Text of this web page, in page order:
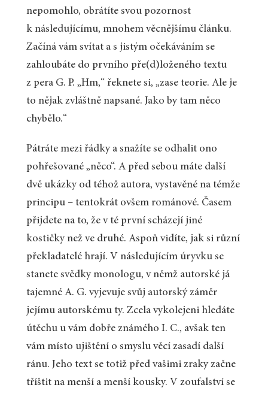
nepomohlo, obrátíte svou pozornost
k následujícímu, mnohem věcnějšímu článku.
Začíná vám svítat a s jistým očekáváním se
zahloubáte do prvního pře(d)loženého textu
z pera G. P. „Hm,“ řeknete si, „zase teorie. Ale je
to nějak zvláštně napsané. Jako by tam něco
chybělo.“
Pátráte mezi řádky a snažíte se odhalit ono
pohřešované „něco“. A před sebou máte další
dvě ukázky od téhož autora, vystavěné na témže
principu – tentokrát ovšem románové. Časem
přijdete na to, že v té první scházejí jiné
kostičky než ve druhé. Aspoň vidíte, jak si různí
překladatelé hrají. V následujícím úryvku se
stanete svědky monologu, v němž autorské já
tajemné A. G. vyjevuje svůj autorský záměr
jejímu autorskému ty. Zcela vykolejeni hledáte
útěchu u vám dobře známého I. C., avšak ten
vám místo ujištění o smyslu věcí zasadí další
ránu. Jeho text se totiž před vašimi zraky začne
tříštit na menší a menší kousky. V zoufalství se